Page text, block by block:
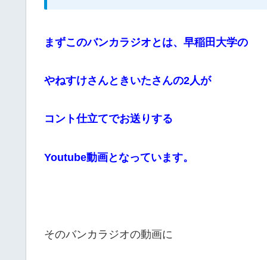
まずこのバンカラジオとは、 早稲田大学の
やねすけさんときいたさんの2人が
コント仕立てでお送りする
Youtube動画となっています。
そのバンカラジオの動画に